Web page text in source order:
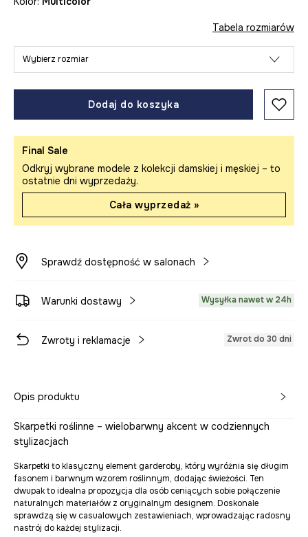
Tabela rozmiarów
Wybierz rozmiar
Dodaj do koszyka
Final Sale
Odkryj wybrane modele z kolekcji damskiej i męskiej – to
ostatnie dni wyprzedaży.
Cała wyprzedaż »
Sprawdź dostępność w salonach
Warunki dostawy Wysyłka nawet w 24h
Zwroty i reklamacje Zwrot do 30 dni
Opis produktu
Skarpetki roślinne – wielobarwny akcent w codziennych
stylizacjach
Skarpetki to klasyczny element garderoby, który wyróżnia się długim
fasonem i barwnym wzorem roślinnym, dodając świeżości. Ten
dwupak to idealna propozycja dla osób ceniących sobie połączenie
naturalnych materiałów z oryginalnym designem. Doskonale
sprawdzą się w casualowych zestawieniach, wprowadzając radosny
nastrój do każdej stylizacji.